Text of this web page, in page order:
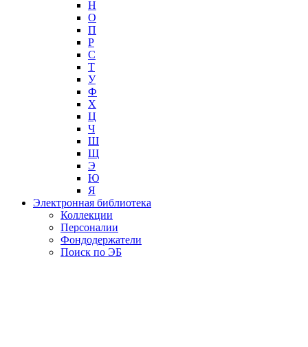
Н
О
П
Р
С
Т
У
Ф
Х
Ц
Ч
Ш
Щ
Э
Ю
Я
Электронная библиотека
Коллекции
Персоналии
Фондодержатели
Поиск по ЭБ